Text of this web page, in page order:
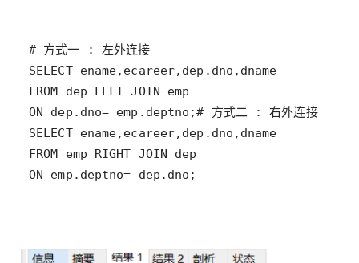
# 方式一 :
SELECT ename, ecareer, dep .dno ,
FROM dep LEFT JOIN
ON dep .dno= emp .deptno ;# 方式二 :
右外连接
SELECT ename, ecareer, dep .dno ,
FROM emp RIGHT JOIN
ON emp .deptno= dep .dno ;